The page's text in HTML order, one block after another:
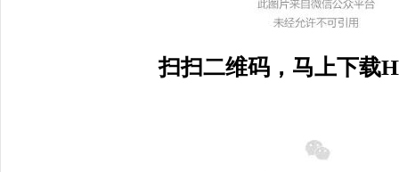
扫扫二维码，马上下载